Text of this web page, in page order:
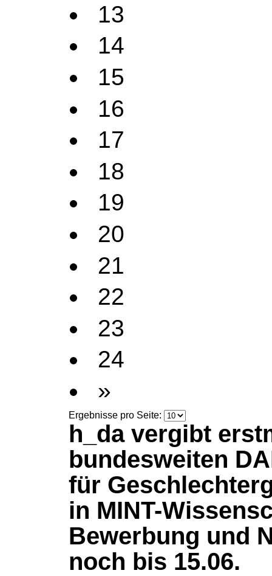
13
14
15
16
17
18
19
20
21
22
23
24
»
Ergebnisse pro Seite:
h_da vergibt
bundesweiten
für
in MINT-
Bewerbung und
noch bis 15.06.